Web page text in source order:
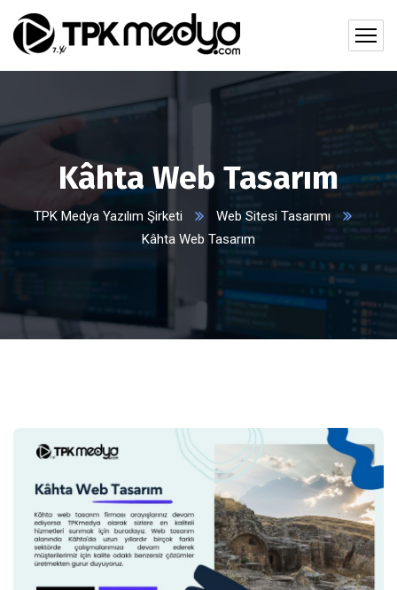
Kâhta Web Tasarım
TPK Medya Yazılım Şirketi
Web Sitesi Tasarımı
Kâhta Web Tasarım